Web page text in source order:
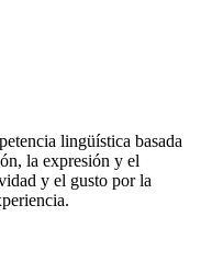
lingüística basada
la expresión y el
y el gusto por la